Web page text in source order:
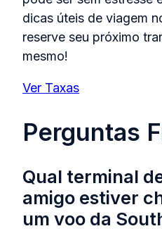
dicas úteis de viagem
reserve seu próximo
mesmo!
Ver Taxas
Perguntas
Qual terminal
amigo estiver
um voo da